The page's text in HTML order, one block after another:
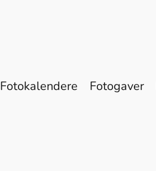
Fotokalendere Fotogaver